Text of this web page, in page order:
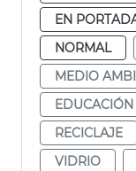
EN
NORMAL
MEDIO
EDUCACIÓN
RECICLAJE
VIDRIO